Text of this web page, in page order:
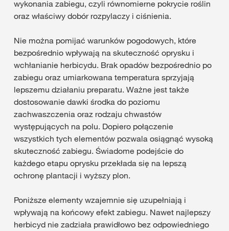
wykonania zabiegu, czyli równomierne pokrycie roślin
oraz właściwy dobór rozpylaczy i ciśnienia.
Nie można pomijać warunków pogodowych, które
bezpośrednio wpływają na skuteczność oprysku i
wchłanianie herbicydu. Brak opadów bezpośrednio po
zabiegu oraz umiarkowana temperatura sprzyjają
lepszemu działaniu preparatu. Ważne jest także
dostosowanie dawki środka do poziomu
zachwaszczenia oraz rodzaju chwastów
występujących na polu. Dopiero połączenie
wszystkich tych elementów pozwala osiągnąć wysoką
skuteczność zabiegu. Świadome podejście do
każdego etapu oprysku przekłada się na lepszą
ochronę plantacji i wyższy plon.
Poniższe elementy wzajemnie się uzupełniają i
wpływają na końcowy efekt zabiegu. Nawet najlepszy
herbicyd nie zadziała prawidłowo bez odpowiedniego